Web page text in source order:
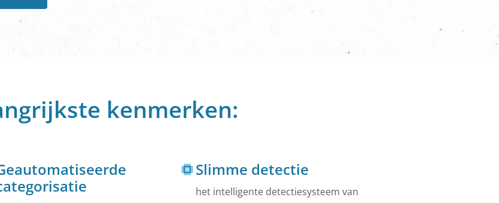
van de bewegingen van uw
Helpcentrum
In ons helpcentrum vind je snelle oplossingen en uitgebreide
kenmerken:
Slimme detectie
het intelligente detectiesysteem van